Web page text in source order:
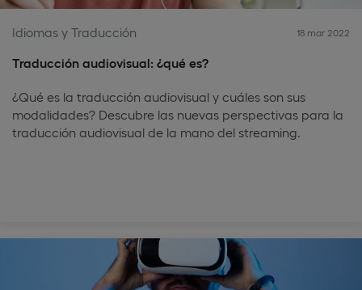
Idiomas y Traducción 18 mar 2022
Traducción audiovisual: ¿qué es?
¿Qué es la traducción audiovisual y cuáles son sus
modalidades? Descubre las nuevas perspectivas para la
traducción audiovisual de la mano del streaming.